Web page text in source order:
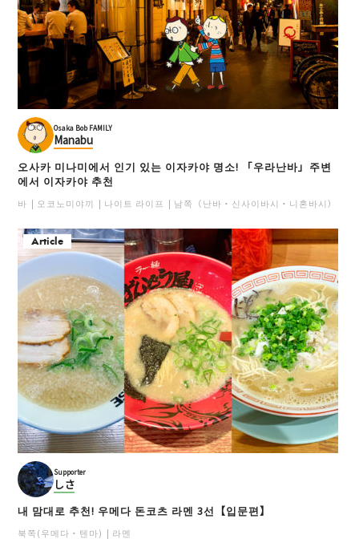
Osaka Bob FAMILY
Manabu
오사카 미나미에서 인기 있는 이자카야 명소! 「우라난바」주변
에서 이자카야 추천
바 오코노미야끼 나이트 라이프 남쪽（난바・신사이바시・니혼바시）
Article
Supporter
しさ
내 맘대로 추천! 우메다 돈코츠 라멘 3선【입문편】
북쪽(우메다・텐마) 라멘